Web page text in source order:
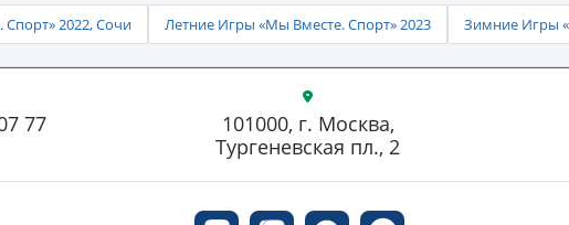
2022, Сочи Летние Игры «Мы Вместе. Спорт» 2023 Зимние Игры
77
101000, г. Москва,
Тургеневская пл., 2